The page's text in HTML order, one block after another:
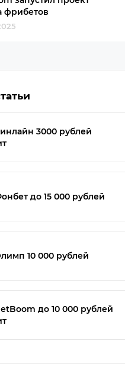
фрибетов
3000 рублей
до 15 000 рублей
10 000 рублей
до 10 000 рублей